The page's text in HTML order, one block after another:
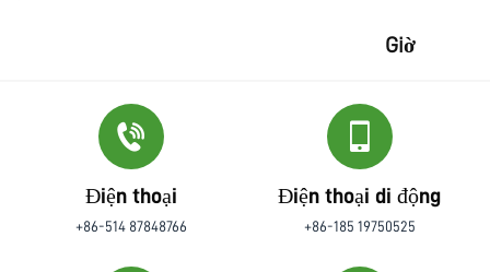
Giờ
Điện thoại
+86-514 87848766
Điện thoại di động
+86-185 19750525